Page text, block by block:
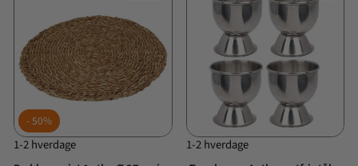
50%
1-2 hverdage
1-2 hverdage